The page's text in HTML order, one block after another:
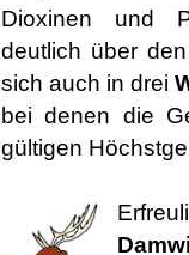
Dioxinen und
deutlich über
sich auch in drei
bei denen die
gültigen